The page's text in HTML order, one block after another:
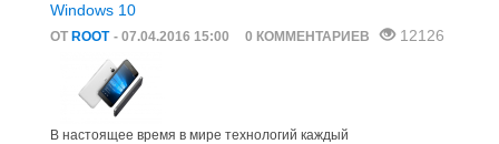
Windows 10
ОТ ROOT - 07.04.2016 15:00 0 КОММЕНТАРИЕВ 12126
В настоящее время в мире технологий каждый